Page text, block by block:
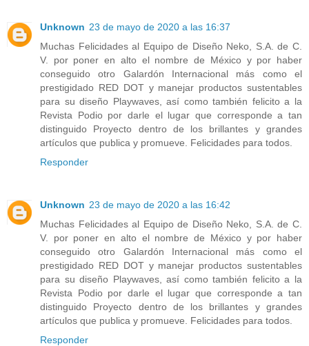
Unknown 23 de mayo de 2020 a las 16:37
Muchas Felicidades al Equipo de Diseño Neko, S.A. de C.
V. por poner en alto el nombre de México y por haber
conseguido otro Galardón Internacional más como el
prestigidado RED DOT y manejar productos sustentables
para su diseño Playwaves, así como también felicito a la
Revista Podio por darle el lugar que corresponde a tan
distinguido Proyecto dentro de los brillantes y grandes
artículos que publica y promueve. Felicidades para todos.
Responder
Unknown 23 de mayo de 2020 a las 16:42
Muchas Felicidades al Equipo de Diseño Neko, S.A. de C.
V. por poner en alto el nombre de México y por haber
conseguido otro Galardón Internacional más como el
prestigidado RED DOT y manejar productos sustentables
para su diseño Playwaves, así como también felicito a la
Revista Podio por darle el lugar que corresponde a tan
distinguido Proyecto dentro de los brillantes y grandes
artículos que publica y promueve. Felicidades para todos.
Responder